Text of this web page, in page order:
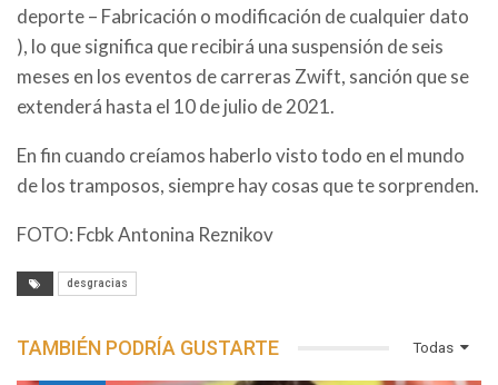
deporte – Fabricación o modificación de cualquier dato
), lo que significa que recibirá una suspensión de seis
meses en los eventos de carreras Zwift, sanción que se
extenderá hasta el 10 de julio de 2021.
En fin cuando creíamos haberlo visto todo en el mundo
de los tramposos, siempre hay cosas que te sorprenden.
FOTO: FcbkAntonina Reznikov
desgracias
Todas
TAMBIÉN PODRÍA GUSTARTE